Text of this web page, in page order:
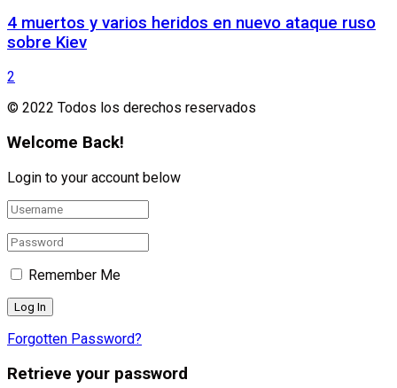
4 muertos y varios heridos en nuevo ataque ruso
sobre Kiev
2
© 2022 Todos los derechos reservados
Welcome Back!
Login to your account below
Remember Me
Forgotten Password?
Retrieve your password